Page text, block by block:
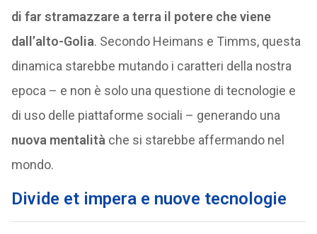
di far stramazzare a terra il potere che viene
dall’alto-Golia. Secondo Heimans e Timms, questa
dinamica starebbe mutando i caratteri della nostra
epoca – e non è solo una questione di tecnologie e
di uso delle piattaforme sociali – generando una
nuova mentalità che si starebbe affermando nel
mondo.
Divide et impera e nuove tecnologie